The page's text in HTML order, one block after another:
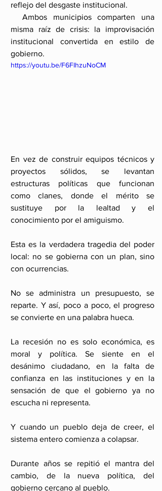
reflejo del desgaste institucional.
Ambos municipios comparten una
misma raíz de crisis: la improvisación
institucional convertida en estilo de
gobierno.
https://youtu.be/F6FIhzuNoCM
En vez de construir equipos técnicos y
proyectos sólidos, se levantan
estructuras políticas que funcionan
como clanes, donde el mérito se
sustituye por la lealtad y el
conocimiento por el amiguismo.
Esta es la verdadera tragedia del poder
local: no se gobierna con un plan, sino
con ocurrencias.
No se administra un presupuesto, se
reparte. Y así, poco a poco, el progreso
se convierte en una palabra hueca.
La recesión no es solo económica, es
moral y política. Se siente en el
desánimo ciudadano, en la falta de
confianza en las instituciones y en la
sensación de que el gobierno ya no
escucha ni representa.
Y cuando un pueblo deja de creer, el
sistema entero comienza a colapsar.
Durante años se repitió el mantra del
cambio, de la nueva política, del
gobierno cercano al pueblo.